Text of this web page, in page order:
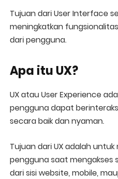
Tujuan dari User Interface
meningkatkan
dari pengguna.
Apa itu UX?
UX atau User Experience
pengguna dapat
secara baik dan nyaman.
Tujuan dari UX adalah
pengguna saat mengakses
dari sisi website, mobile,